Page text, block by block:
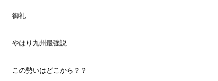
御礼
やはり九州最強説
この勢いはどこから？？